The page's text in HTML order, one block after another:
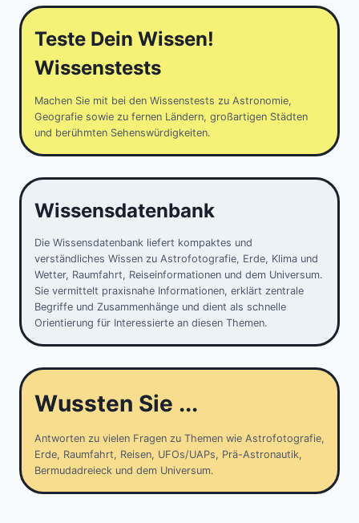
Teste Dein Wissen!
Wissenstests
Machen Sie mit bei den Wissenstests zu Astronomie,
Geografie sowie zu fernen Ländern, großartigen Städten
und berühmten Sehenswürdigkeiten.
Wissensdatenbank
Die Wissensdatenbank liefert kompaktes und
verständliches Wissen zu Astrofotografie, Erde, Klima und
Wetter, Raumfahrt, Reiseinformationen und dem Universum.
Sie vermittelt praxisnahe Informationen, erklärt zentrale
Begriffe und Zusammenhänge und dient als schnelle
Orientierung für Interessierte an diesen Themen.
Wussten Sie ...
Antworten zu vielen Fragen zu Themen wie Astrofotografie,
Erde, Raumfahrt, Reisen, UFOs/UAPs, Prä-Astronautik,
Bermudadreieck und dem Universum.